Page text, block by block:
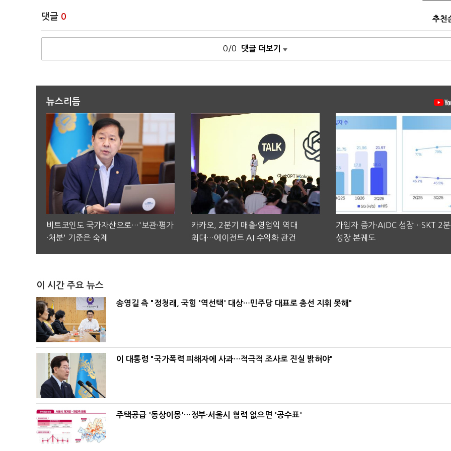
댓글 0 추천
0/0 댓글 더보기
뉴스리듬
비트코인도 국가자산으로…'보관·평가
·처분' 기준은 숙제
카카오, 2분기 매출·영업익 역대
최대…에이전트 AI 수익화 관건
가입자 증가·AIDC 성장…SKT 2
성장 본궤도
이 시간 주요 뉴스
송영길 측 "정청래, 국힘 '역선택' 대상…민주당 대표로 총선 지휘 못해"
이 대통령 "국가폭력 피해자에 사과…적극적 조사로 진실 밝혀야"
주택공급 '동상이몽'…정부·서울시 협력 없으면 '공수표'